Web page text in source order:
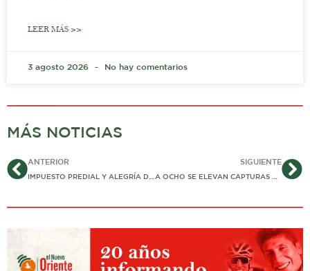
LEER MÁS >>
3 agosto 2026 No hay comentarios
MÁS NOTICIAS
AntANTERIOR SIGUIENTE